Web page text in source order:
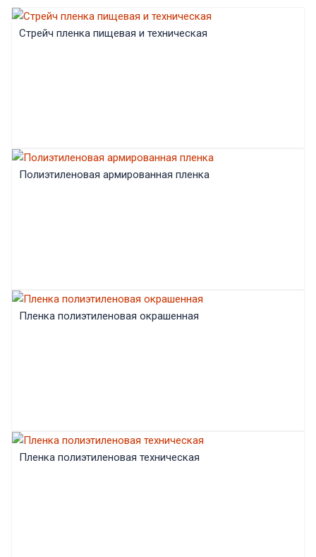
Стрейч пленка пищевая и техническая
Полиэтиленовая армированная пленка
Пленка полиэтиленовая окрашенная
Пленка полиэтиленовая техническая